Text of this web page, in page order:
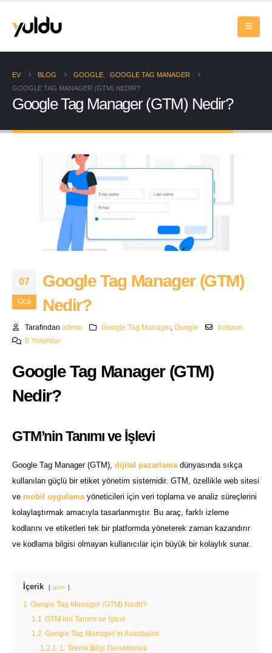
EV BLOG GOOGLE
GOOGLE TAG MANAGER
GOOGLE TAG MANAGER (GTM) NEDIR?
Google Tag Manager (GTM) Nedir?
07
Oca
Google Tag Manager (GTM)
Nedir?
Tarafından admin Google Tag Manager,Google
trabzon
0 Yorumlar
Google Tag Manager (GTM)
Nedir?
GTM’nin Tanımı ve İşlevi
Google Tag Manager (GTM), dijital pazarlamadünyasında sıkça
kullanılan güçlü bir etiket yönetim sistemidir. GTM, özellikle web sitesi
ve mobil uygulamayöneticileri için veri toplama ve analiz süreçlerini
kolaylaştırmak amacıyla tasarlanmıştır. Bu araç, farklı izleme
kodlarını ve etiketleri tek bir platformda yöneterek zaman kazandırır
ve kodlama bilgisi olmayan kullanıcılar için büyük bir kolaylık sunar.
İçerik gizle
1
Google Tag Manager (GTM) Nedir?
1.1
GTM’nin Tanımı ve İşlevi
1.2 Google Tag Manager’ın Avantajları
1.2.1
1. Teknik Bilgi Gerektirmez